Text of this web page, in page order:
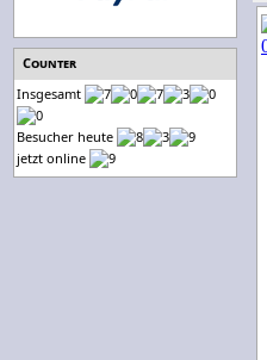
Counter
Insgesamt
Besucher heute
jetzt online